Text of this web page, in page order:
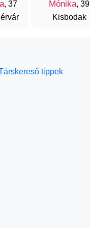
, 37
Mónika, 39
Kisbodak
tippek